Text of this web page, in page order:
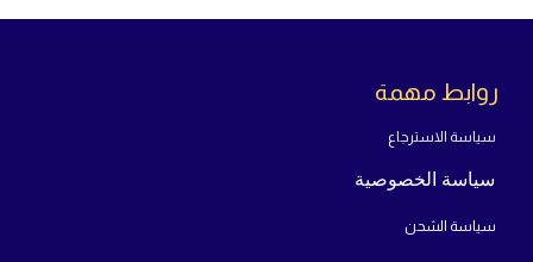
روابط مهمة
سياسة الاسترجاع
سياسة الخصوصية
سياسة الشحن